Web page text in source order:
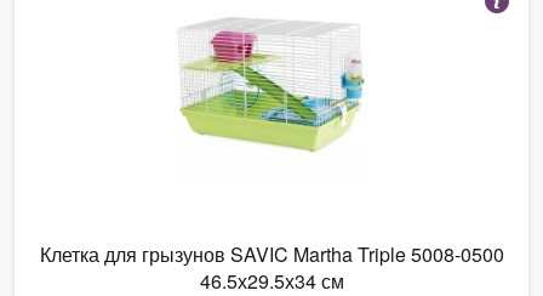
Клетка для грызунов SAVIC Martha Triple 5008-0500
46.5х29.5х34 см